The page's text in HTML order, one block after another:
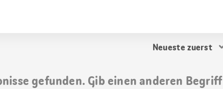
Resultat
gefunden. Gib einen anderen Begriff